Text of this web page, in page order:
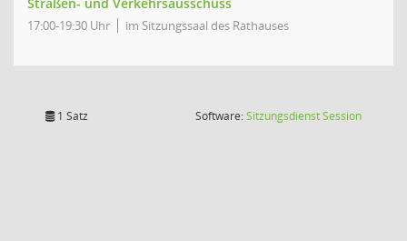
17:00-19:30 Uhr im Sitzungssaal des Rathauses
1 Satz Software:SitzungsdienstSession(Wird in